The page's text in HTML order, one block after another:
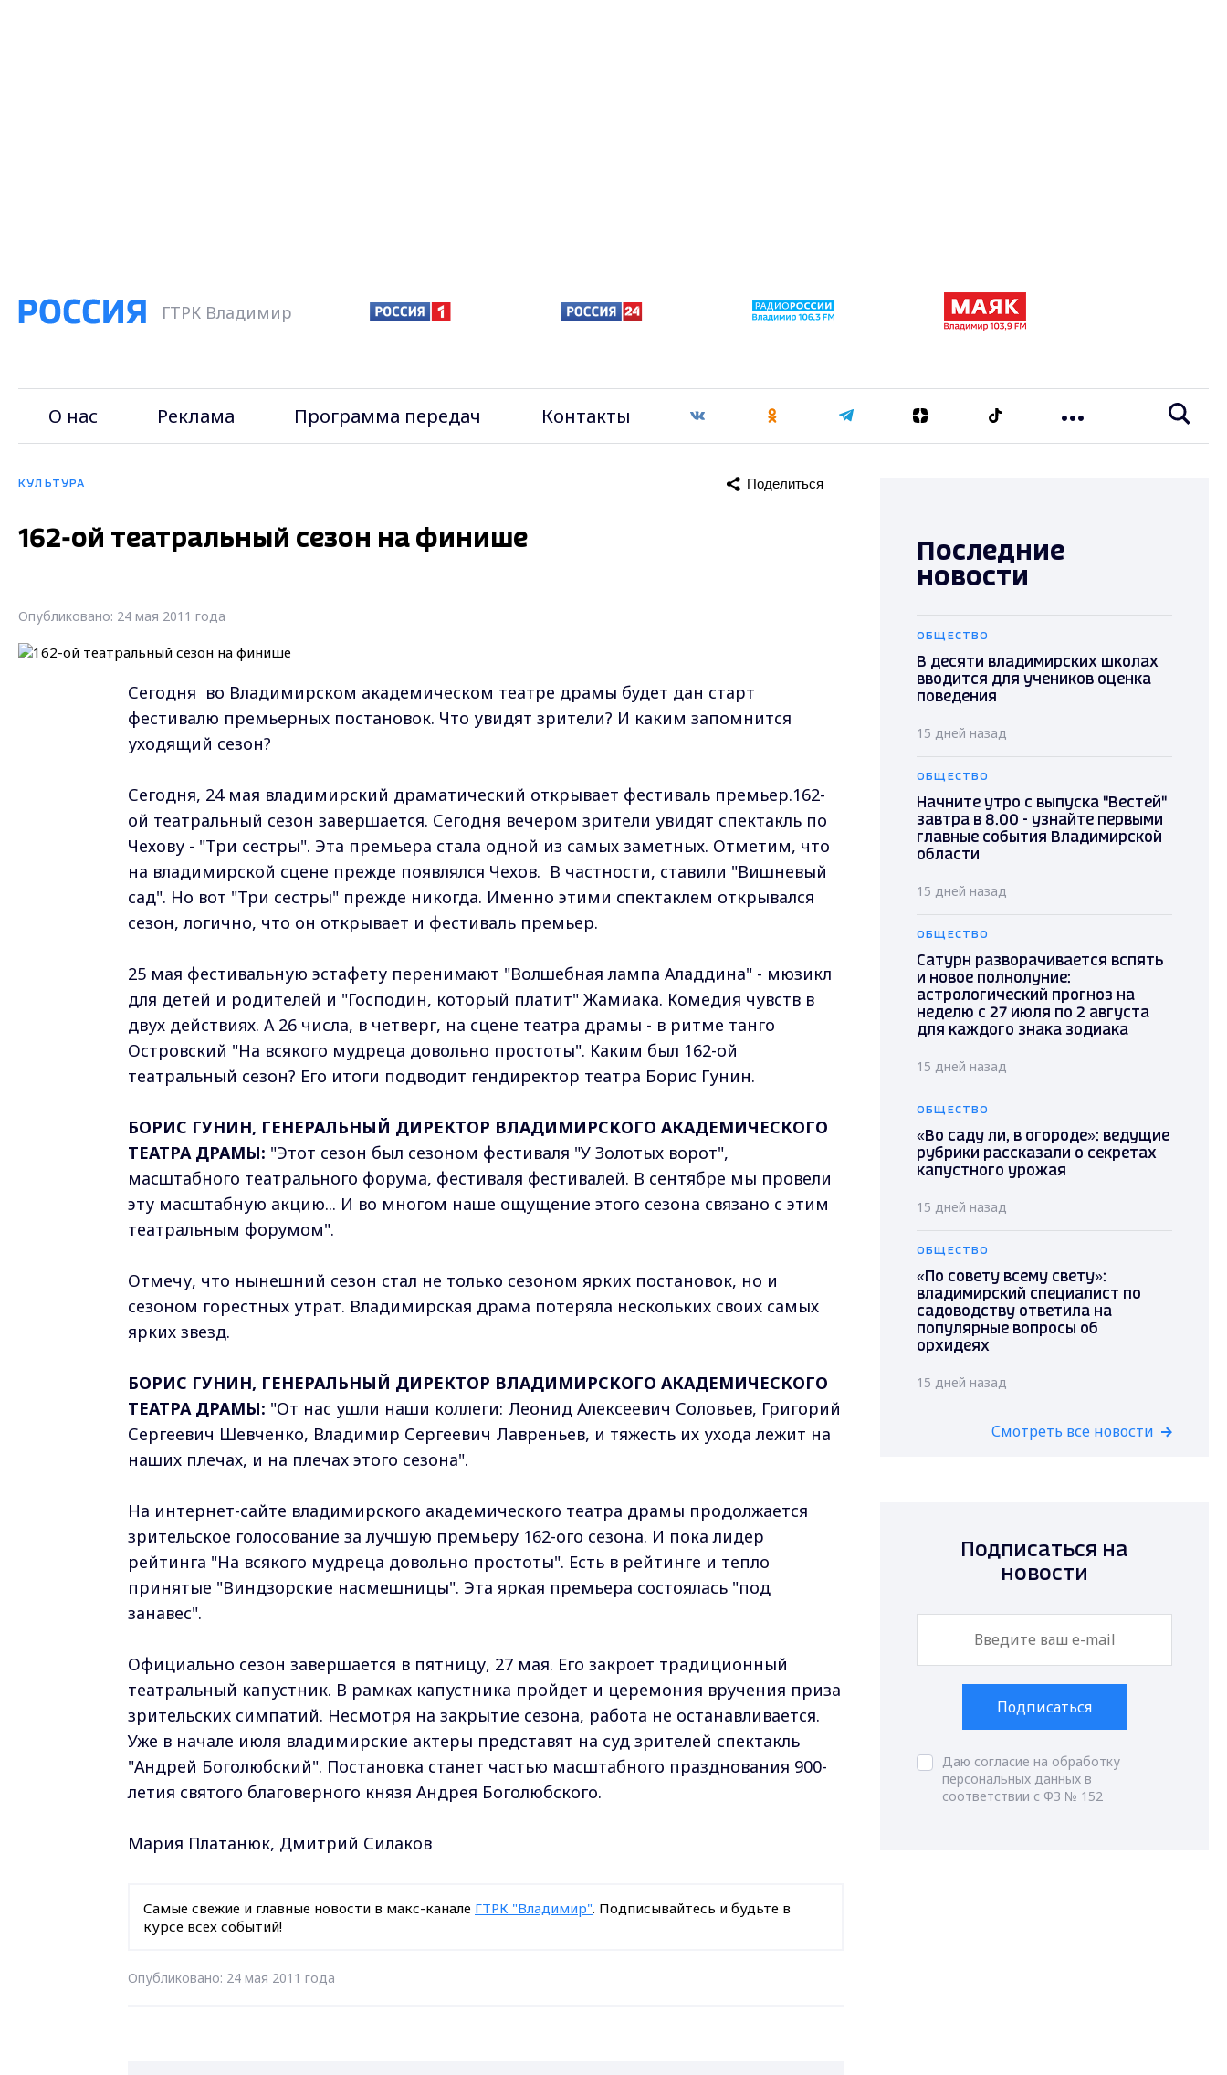
ГТРК Владимир
О нас Реклама Программа передач Контакты
КУЛЬТУРА Поделиться
162-ой театральный сезон на финише
Опубликовано: 24 мая 2011 года
Сегодня во Владимирском академическом театре драмы будет дан старт
фестивалю премьерных постановок. Что увидят зрители? И каким запомнится
уходящий сезон?
Сегодня, 24 мая владимирский драматический открывает фестиваль премьер.162-
ой театральный сезон завершается. Сегодня вечером зрители увидят спектакль по
Чехову - "Три сестры". Эта премьера стала одной из самых заметных. Отметим, что
на владимирской сцене прежде появлялся Чехов. В частности, ставили "Вишневый
сад". Но вот "Три сестры" прежде никогда. Именно этими спектаклем открывался
сезон, логично, что он открывает и фестиваль премьер.
25 мая фестивальную эстафету перенимают "Волшебная лампа Аладдина" - мюзикл
для детей и родителей и "Господин, который платит" Жамиака. Комедия чувств в
двух действиях. А 26 числа, в четверг, на сцене театра драмы - в ритме танго
Островский "На всякого мудреца довольно простоты". Каким был 162-ой
театральный сезон? Его итоги подводит гендиректор театра Борис Гунин.
БОРИС ГУНИН, ГЕНЕРАЛЬНЫЙ ДИРЕКТОР ВЛАДИМИРСКОГО АКАДЕМИЧЕСКОГО
ТЕАТРА ДРАМЫ: "Этот сезон был сезоном фестиваля "У Золотых ворот",
масштабного театрального форума, фестиваля фестивалей. В сентябре мы провели
эту масштабную акцию... И во многом наше ощущение этого сезона связано с этим
театральным форумом".
Отмечу, что нынешний сезон стал не только сезоном ярких постановок, но и
сезоном горестных утрат. Владимирская драма потеряла нескольких своих самых
ярких звезд.
БОРИС ГУНИН, ГЕНЕРАЛЬНЫЙ ДИРЕКТОР ВЛАДИМИРСКОГО АКАДЕМИЧЕСКОГО
ТЕАТРА ДРАМЫ: "От нас ушли наши коллеги: Леонид Алексеевич Соловьев, Григорий
Сергеевич Шевченко, Владимир Сергеевич Лавреньев, и тяжесть их ухода лежит на
наших плечах, и на плечах этого сезона".
На интернет-сайте владимирского академического театра драмы продолжается
зрительское голосование за лучшую премьеру 162-ого сезона. И пока лидер
рейтинга "На всякого мудреца довольно простоты". Есть в рейтинге и тепло
принятые "Виндзорские насмешницы". Эта яркая премьера состоялась "под
занавес".
Официально сезон завершается в пятницу, 27 мая. Его закроет традиционный
театральный капустник. В рамках капустника пройдет и церемония вручения приза
зрительских симпатий. Несмотря на закрытие сезона, работа не останавливается.
Уже в начале июля владимирские актеры представят на суд зрителей спектакль
"Андрей Боголюбский". Постановка станет частью масштабного празднования 900-
летия святого благоверного князя Андрея Боголюбского.
Мария Платанюк, Дмитрий Силаков
Самые свежие и главные новости в макс-канале ГТРК "Владимир". Подписывайтесь и будьте в
курсе всех событий!
Опубликовано: 24 мая 2011 года
Последние
новости
ОБЩЕСТВО
В десяти владимирских школах
вводится для учеников оценка
поведения
15 дней назад
ОБЩЕСТВО
Начните утро с выпуска "Вестей"
завтра в 8.00 - узнайте первыми
главные события Владимирской
области
15 дней назад
ОБЩЕСТВО
Сатурн разворачивается вспять
и новое полнолуние:
астрологический прогноз на
неделю с 27 июля по 2 августа
для каждого знака зодиака
15 дней назад
ОБЩЕСТВО
«Во саду ли, в огороде»: ведущие
рубрики рассказали о секретах
капустного урожая
15 дней назад
ОБЩЕСТВО
«По совету всему свету»:
владимирский специалист по
садоводству ответила на
популярные вопросы об
орхидеях
15 дней назад
Смотреть все новости
Подписаться на
новости
Подписаться
Даю согласие на обработку
персональных данных в
соответствии с ФЗ № 152